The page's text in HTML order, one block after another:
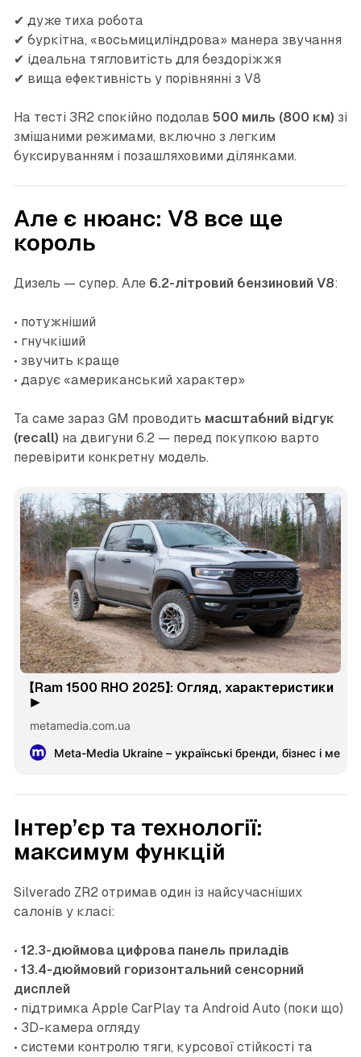
✔ дуже тиха робота
✔ буркітна, «восьмициліндрова» манера звучання
✔ ідеальна тягловитість для бездоріжжя
✔ вища ефективність у порівнянні з V8
На тесті ЗR2 спокійно подолав 500 миль (800 км) зі
змішаними режимами, включно з легким
буксируванням і позашляховими ділянками.
Але є нюанс: V8 все ще
король
Дизель — супер. Але 6.2-літровий бензиновий V8:
• потужніший
• гнучкіший
• звучить краще
• дарує «американський характер»
Та саме зараз GM проводить масштабний відгук
(recall) на двигуни 6.2 — перед покупкою варто
перевірити конкретну модель.
【Ram 1500 RHO 2025】: Огляд, характеристики
▶️
metamedia.com.ua
Meta-Media Ukraine – українські бренди, бізнес і
Інтер’єр та технології:
максимум функцій
Silverado ZR2 отримав один із найсучасніших
салонів у класі:
• 12.3-дюймова цифрова панель приладів
• 13.4-дюймовий горизонтальний сенсорний
дисплей
• підтримка Apple CarPlay та Android Auto (поки що)
• 3D-камера огляду
• системи контролю тяги, курсової стійкості та